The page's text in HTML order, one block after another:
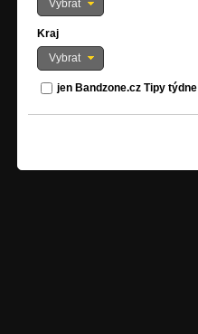
Vybrat
Kraj
Vybrat
jen Bandzone.cz Tipy týdne